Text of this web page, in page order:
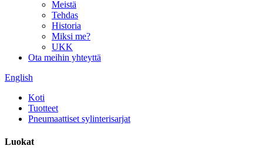
Meistä
Tehdas
Historia
Miksi me?
UKK
Ota meihin yhteyttä
English
Koti
Tuotteet
Pneumaattiset sylinterisarjat
Luokat